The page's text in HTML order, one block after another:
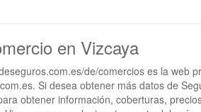
en Vizcaya
de/comercios es la web
Si desea obtener más datos de
obtener información, coberturas,